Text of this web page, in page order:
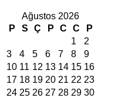
Ağustos 2026
P
S Ç P C C
P
1
2
3
4 5 6 7 8
9
10 11 12 13 14 15 16
17 18 19 20 21 22 23
24 25 26 27 28 29 30